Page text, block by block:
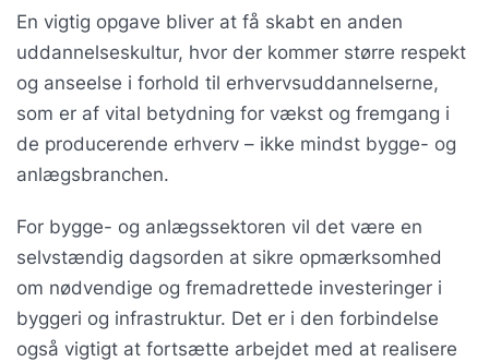
En vigtig opgave bliver at få skabt en anden
uddannelseskultur, hvor der kommer større respekt
og anseelse i forhold til erhvervsuddannelserne,
som er af vital betydning for vækst og fremgang i
de producerende erhverv – ikke mindst bygge- og
anlægsbranchen.
For bygge- og anlægssektoren vil det være en
selvstændig dagsorden at sikre opmærksomhed
om nødvendige og fremadrettede investeringer i
byggeri og infrastruktur. Det er i den forbindelse
også vigtigt at fortsætte arbejdet med at realisere